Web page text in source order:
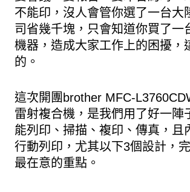
不能印，沒人會管你選了一台大
司省幾千塊，只會知道你買了一
機器，造成大家工作上的困擾，
的。
這次開團brother MFC-
雷射複合機，是我們用了好一陣
能列印、掃描、複印、傳真，且
行動列印，尤其以下3個設計，
最在意的重點。